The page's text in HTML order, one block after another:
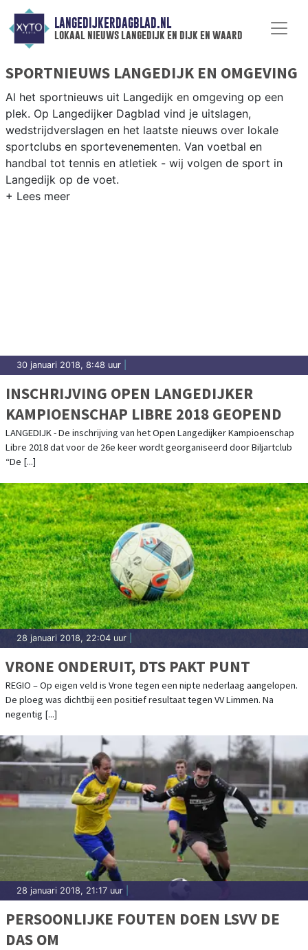
LANGEDIJKERDAGBLAD.NL
lokaal nieuws langedijk en dijk en waard
SPORTNIEUWS LANGEDIJK EN OMGEVING
Al het sportnieuws uit Langedijk en omgeving op een
plek. Op Langedijker Dagblad vind je uitslagen,
wedstrijdverslagen en het laatste nieuws over lokale
sportclubs en sportevenementen. Van voetbal en
handbal tot tennis en atletiek - wij volgen de sport in
Langedijk op de voet.
30 januari 2018, 8:48 uur
INSCHRIJVING OPEN LANGEDIJKER
KAMPIOENSCHAP LIBRE 2018 GEOPEND
LANGEDIJK - De inschrijving van het Open Langedijker Kampioenschap
Libre 2018 dat voor de 26e keer wordt georganiseerd door Biljartclub
“De [...]
28 januari 2018, 22:04 uur
VRONE ONDERUIT, DTS PAKT PUNT
REGIO – Op eigen veld is Vrone tegen een nipte nederlaag aangelopen.
De ploeg was dichtbij een positief resultaat tegen VV Limmen. Na
negentig [...]
28 januari 2018, 21:17 uur
PERSOONLIJKE FOUTEN DOEN LSVV DE
DAS OM